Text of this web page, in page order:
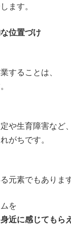
ます。
位置づけ
することは、
や生育障害など、
がちです。
元素でもあります
を
近に感じてもら